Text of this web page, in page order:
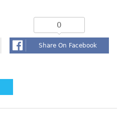
0
Share On Facebook